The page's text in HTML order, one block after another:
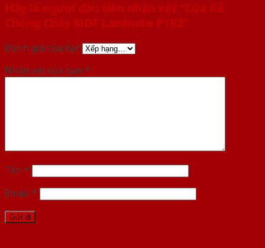
Hãy là người đầu tiên nhận xét “Cửa Gỗ
Chống Cháy MDF Laminate P1R2”
Đánh giá của bạn
Nhận xét của bạn *
Tên *
Email *